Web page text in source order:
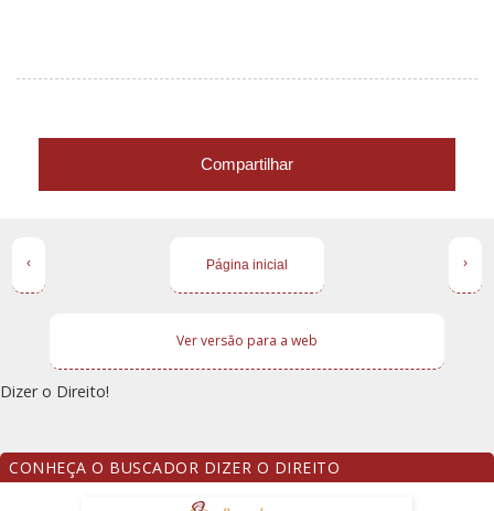
Compartilhar
‹ ›
Página inicial
Ver versão para a web
Dizer o Direito!
CONHEÇA O BUSCADOR DIZER O DIREITO